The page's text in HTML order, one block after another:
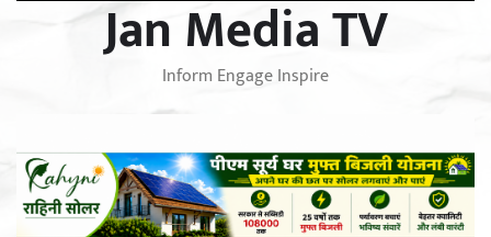
Jan Media TV
Inform Engage Inspire